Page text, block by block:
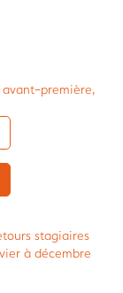
avant-première,
stagiaires
à décembre